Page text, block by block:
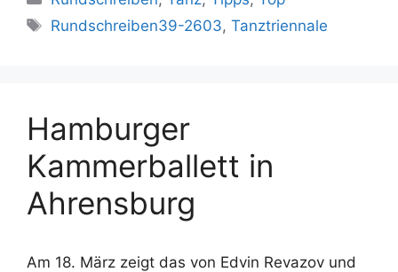
Schlagwörter
Rundschreiben39-2603,Tanztriennale
Hamburger
Kammerballett in
Ahrensburg
Am 18. März zeigt das von Edvin Revazov und